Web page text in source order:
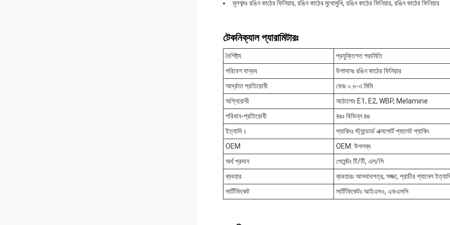
মূলশব্দঃ রঙিন কাঠের ফিনিয়ার, রঙিন কাঠের মুখোমুখি, রঙিন কাঠের ফিনিয়ার, রঙিন কাঠের ফিনিয়ার
টেকনিক্যাল প্যারামিটারঃ
বৈশিষ্ট্য
প্রযুক্তিগত পরামিতি
পরিবেশ বান্ধব
উপাদানঃ রঙিন কাঠের ফিনিয়ার
আর্দ্রতা প্রতিরোধী
বেধঃ ০.৬-৩ মিমি
অগ্নিরোধী
আঠালোঃ E1, E2, WBP, Melamine
পরিধান-প্রতিরোধী
রঙঃ বিভিন্ন রঙ
ইত্যাদি।
প্যাকিংঃ স্ট্যান্ডার্ড এক্সপোর্ট প্যালেট প্যাকিং
OEM
OEM: উপলব্ধ
অর্থ প্রদান
পেমেন্টঃ টি/টি, এল/সি
ব্যবহার
ব্যবহারঃ আসবাবপত্র, সজ্জা, প্রাচীর প্যানেল
সার্টিফিকেট
সার্টিফিকেটঃ আইএসও, এফএসসি